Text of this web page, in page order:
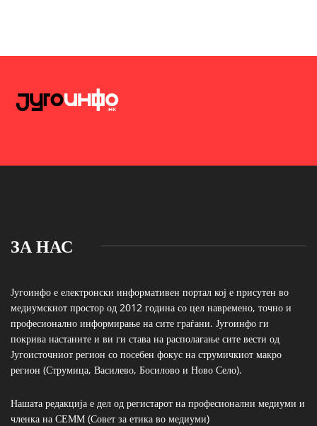
ЗА НАС
Југоинфо е електронски информативен портал кој е присутен во
медиумскиот простор од 2012 година со цел навремено, точно и
професионално информирање на сите граѓани. Југоинфо ги
покрива настаните и ви ги става на располагање сите вести од
Југоисточниот регион со посебен фокус на струмичкиот макро
регион (Струмица, Василево, Босилово и Ново Село).
Нашата редакција е дел од регистарот на професионални медиуми и
членка на СЕММ (Совет за етика во медиуми)